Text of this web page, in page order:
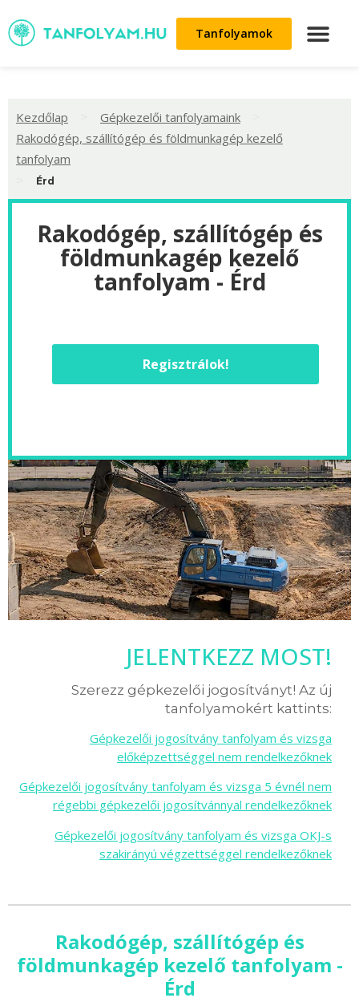
Tanfolyamok
Kezdőlap Gépkezelői tanfolyamaink
Rakodógép, szállítógép és földmunkagép kezelő
tanfolyam
Érd
Rakodógép, szállítógép és
földmunkagép kezelő
tanfolyam - Érd
Regisztrálok!
JELENTKEZZ MOST!
Szerezz gépkezelői jogosítványt! Az új
tanfolyamokért kattints:
Gépkezelői jogosítvány tanfolyam és vizsga
előképzettséggel nem rendelkezőknek
Gépkezelői jogosítvány tanfolyam és vizsga 5 évnél nem
régebbi gépkezelői jogosítvánnyal rendelkezőknek
Gépkezelői jogosítvány tanfolyam és vizsga OKJ-s
szakirányú végzettséggel rendelkezőknek
Rakodógép, szállítógép és
földmunkagép kezelő tanfolyam -
Érd